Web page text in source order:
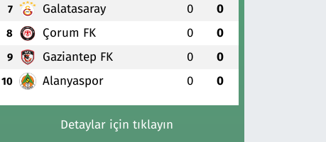
7 Galatasaray 0 0
8 Çorum FK 0 0
9 Gaziantep FK 0 0
10 Alanyaspor 0 0
Detaylar için tıklayın